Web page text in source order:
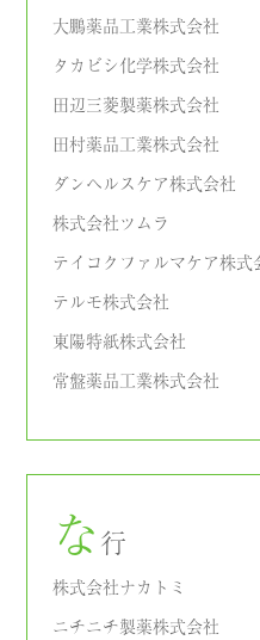
大鵬薬品工業株式会社
タカビシ化学株式会社
田辺三菱製薬株式会社
田村薬品工業株式会社
ダンヘルスケア株式会社
株式会社ツムラ
テイコクファルマケア株式
テルモ株式会社
東陽特紙株式会社
常盤薬品工業株式会社
な行
株式会社ナカトミ
ニチニチ製薬株式会社